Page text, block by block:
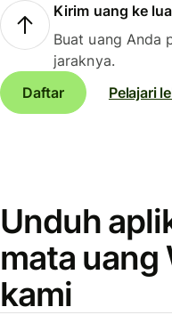
Kirim uang ke
Buat uang Anda
jaraknya.
Daftar
Pelajari
Unduh
mata uang
kami